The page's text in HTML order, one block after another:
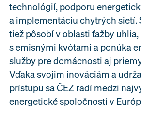
technológií, podporu
a implementáciu chytrých sietí.
tiež pôsobí v oblasti ťažby
s emisnými kvótami a ponúka
služby pre domácnosti aj
Vďaka svojim inováciám a
prístupu sa ČEZ radí medzi
energetické spoločnosti v